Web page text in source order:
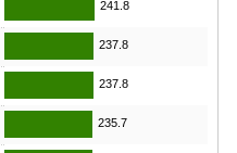
241.8
237.8
237.8
235.7